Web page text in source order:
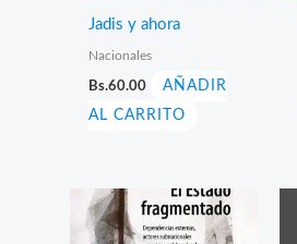
Jadis y ahora
Nacionales
Bs.60.00
AÑADIR
AL CARRITO